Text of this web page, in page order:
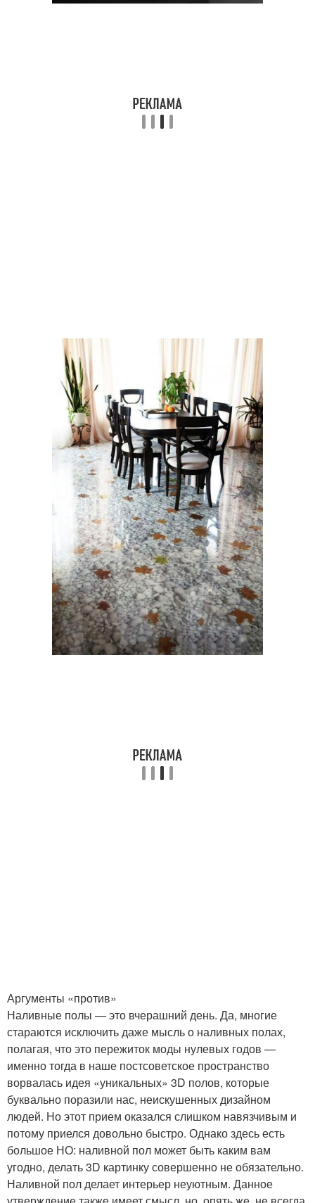
Аргументы «против»
Наливные полы — это вчерашний день. Да, многие
стараются исключить даже мысль о наливных полах,
полагая, что это пережиток моды нулевых годов —
именно тогда в наше постсоветское пространство
ворвалась идея «уникальных» 3D полов, которые
буквально поразили нас, неискушенных дизайном
людей. Но этот прием оказался слишком навязчивым и
потому приелся довольно быстро. Однако здесь есть
большое НО: наливной пол может быть каким вам
угодно, делать 3D картинку совершенно не обязательно.
Наливной пол делает интерьер неуютным. Данное